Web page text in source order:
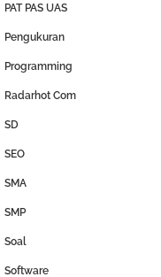
PAT PAS UAS
Pengukuran
Programming
Radarhot Com
SD
SEO
SMA
SMP
Soal
Software